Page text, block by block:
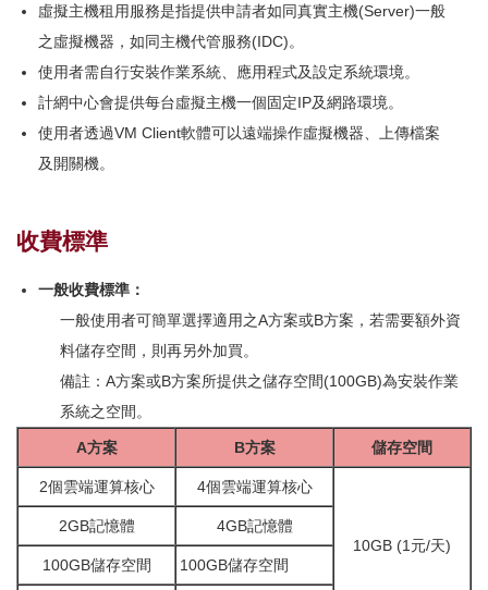
虛擬主機租用服務是指提供申請者如同真實主機(Server)一般
之虛擬機器，如同主機代管服務(IDC)。
使用者需自行安裝作業系統、應用程式及設定系統環境。
計網中心會提供每台虛擬主機一個固定IP及網路環境。
使用者透過VM Client軟體可以遠端操作虛擬機器、上傳檔案
及開關機。
收費標準
一般收費標準：
一般使用者可簡單選擇適用之A方案或B方案，若需要額外資
料儲存空間，則再另外加買。
備註：A方案或B方案所提供之儲存空間(100GB)為安裝作業
系統之空間。
A方案 B方案 儲存空間
2個雲端運算核心 4個雲端運算核心
10GB (1元/天)
2GB記憶體 4GB記憶體
100GB儲存空間 100GB儲存空間